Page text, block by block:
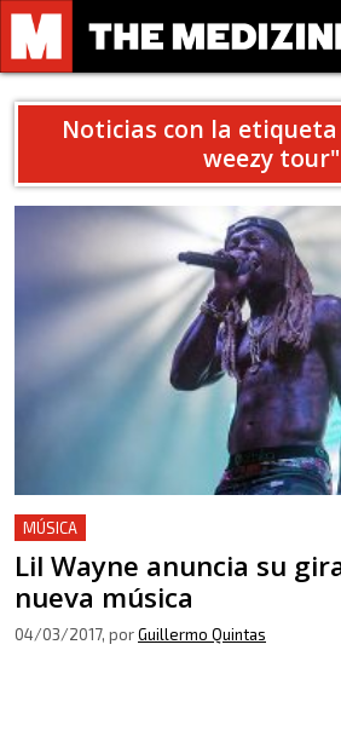
Noticias con la
weezy tour"
MÚSICA
Lil Wayne anuncia su
nueva música
04/03/2017, porGuillermo Quintas